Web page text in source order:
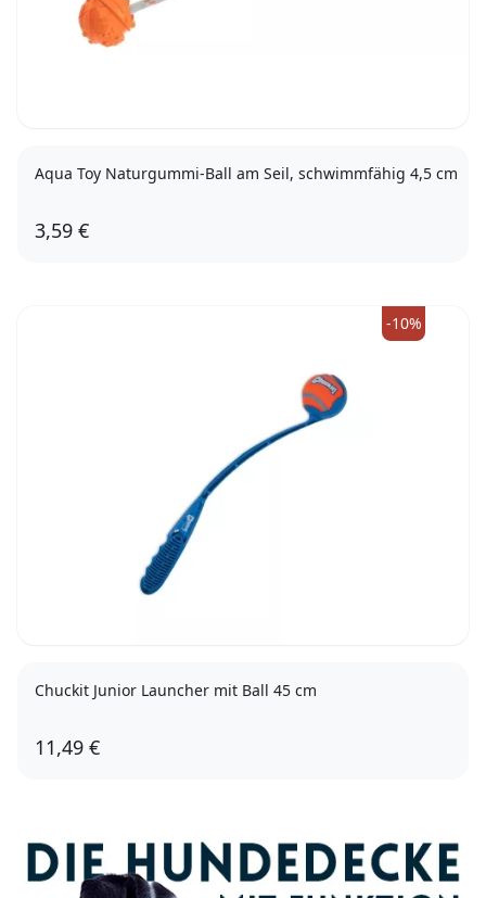
Aqua Toy Naturgummi-Ball am Seil, schwimmfähig 4,5 cm
3,59 €
-10%
Chuckit Junior Launcher mit Ball 45 cm
11,49 €